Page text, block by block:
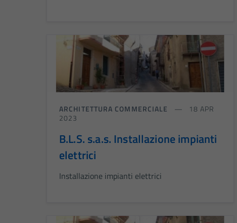
ARCHITETTURA COMMERCIALE
18 APR
2023
B.L.S. s.a.s. Installazione impianti
elettrici
Installazione impianti elettrici